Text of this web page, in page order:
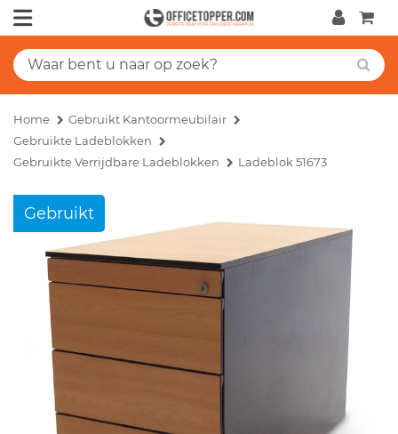
Home
Gebruikt Kantoormeubilair
Gebruikte Ladeblokken
Gebruikte Verrijdbare Ladeblokken
Ladeblok 51673
Gebruikt